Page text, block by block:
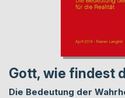
Gott, wie findest
Die Bedeutung der